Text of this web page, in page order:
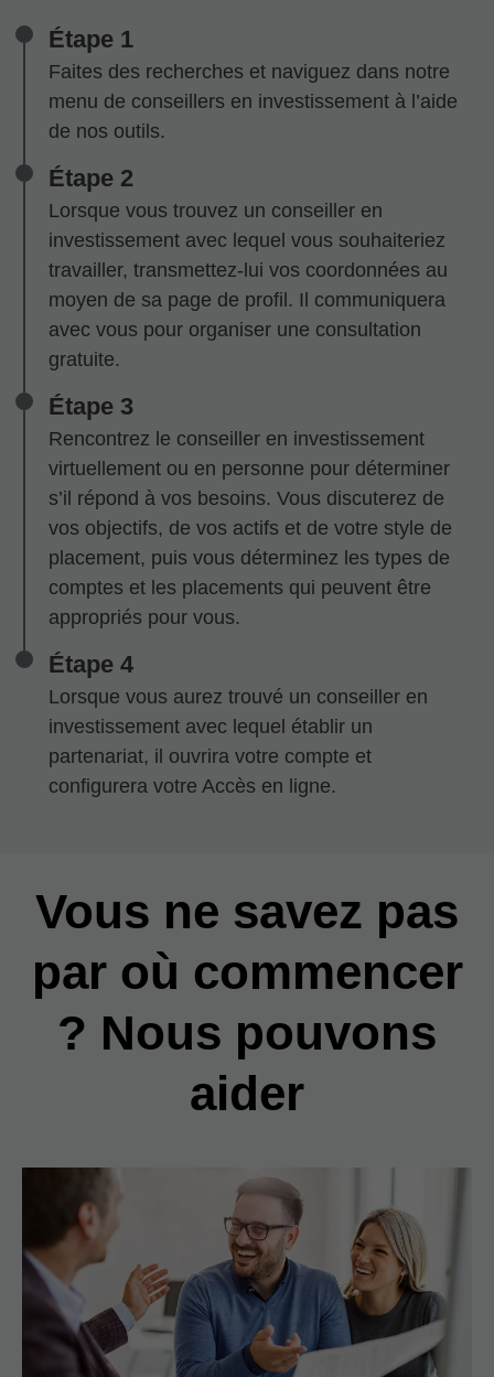
Étape 1
Faites des recherches et naviguez dans notre
menu de conseillers en investissement à l’aide
de nos outils.
Étape 2
Lorsque vous trouvez un conseiller en
investissement avec lequel vous souhaiteriez
travailler, transmettez-lui vos coordonnées au
moyen de sa page de profil. Il communiquera
avec vous pour organiser une consultation
gratuite.
Étape 3
Rencontrez le conseiller en investissement
virtuellement ou en personne pour déterminer
s’il répond à vos besoins. Vous discuterez de
vos objectifs, de vos actifs et de votre style de
placement, puis vous déterminez les types de
comptes et les placements qui peuvent être
appropriés pour vous.
Étape 4
Lorsque vous aurez trouvé un conseiller en
investissement avec lequel établir un
partenariat, il ouvrira votre compte et
configurera votre Accès en ligne.
Vous ne savez pas
par où commencer
? Nous pouvons
aider